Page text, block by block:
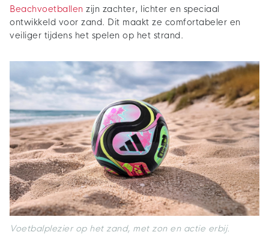
Beachvoetballen zijn zachter, lichter en speciaal
ontwikkeld voor zand. Dit maakt ze comfortabeler en
veiliger tijdens het spelen op het strand.
Voetbalplezier op het zand, met zon en actie erbij.